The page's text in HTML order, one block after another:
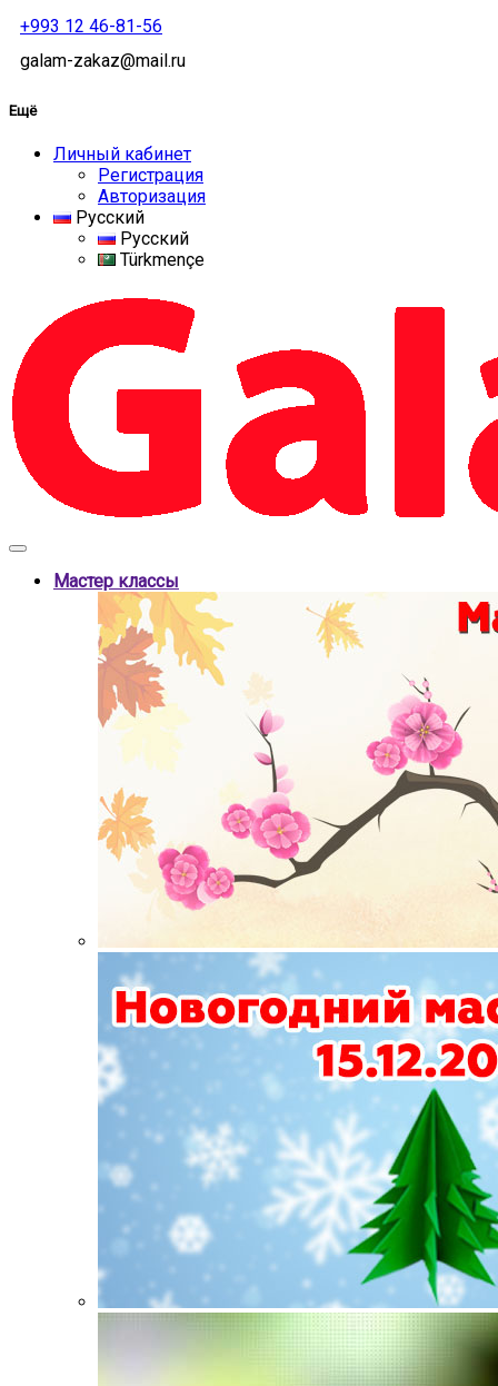
+993 12 46-81-56
galam-zakaz@mail.ru
Ещё
Личный кабинет
Регистрация
Авторизация
Русский
Русский
Türkmençe
Мастер классы